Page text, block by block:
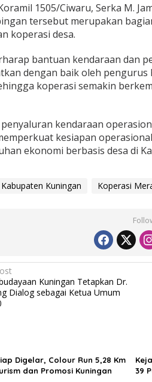
1505/Ciwaru, Serka M.
tersebut merupakan
koperasi desa.
bantuan kendaraan dan
dengan baik oleh pengurus
koperasi semakin
kendaraan
kesiapan
ekonomi berbasis desa di
Kabupaten Kuningan Koperasi
Kuningan Tetapkan Dr.
Dialog sebagai Ketua Umum
Digelar, Colour Run 5,28 Km
dan Promosi Kuningan
39